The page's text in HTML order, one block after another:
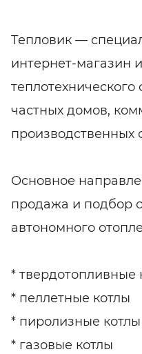
Тепловик —
интернет-магазин
частных домов,
производственных
Основное
продажа и подбор
автономного
* твердотопливные
* пеллетные котлы
* пиролизные котлы
* газовые котлы